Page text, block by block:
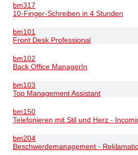
bm317
10-Finger-Schreiben in 4 Stunden
bm101
Front Desk Professional
bm102
Back Office ManagerIn
bm103
Top Management Assistant
bm150
Telefonieren mit Stil und Herz -
bm204
Beschwerdemanagement -